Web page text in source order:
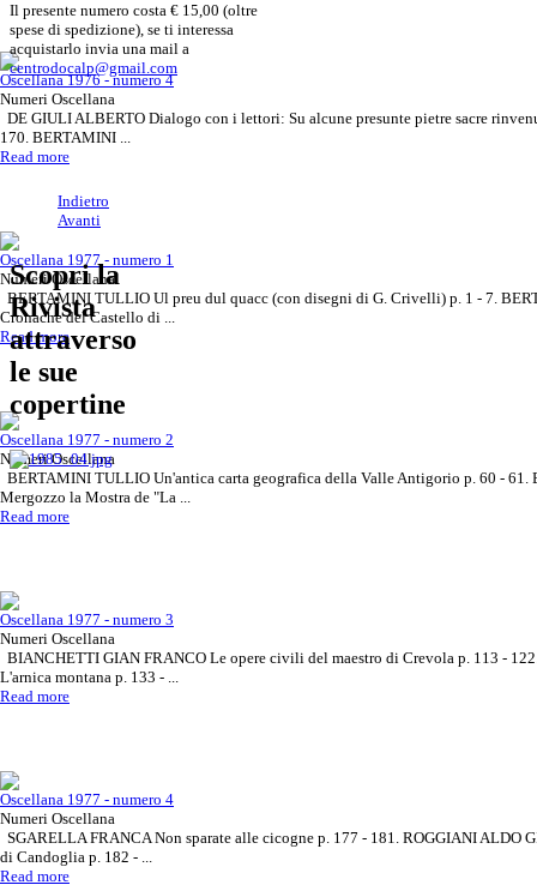
Rivista Oscellana
Vuoi diventare inserzionista,
contattaci!
Read more
Rivista Oscellana
Rinnova il tuo abbonamento
Read more
Il presente numero costa € 15,00 (oltre
spese di spedizione), se ti interessa
acquistarlo invia una mail a
centrodocalp@gmail.com
Indietro
Avanti
Scopri la
Rivista
attraverso
le sue
copertine
Oscellana 1976 - numero 4
Numeri Oscellana
DE GIULI ALBERTO Dialogo con i lettori: Su alcune presunte pietre sacre
170. BERTAMINI ...
Read more
Oscellana 1977 - numero 1
Numeri Oscellana
BERTAMINI TULLIO Ul preu dul quacc (con disegni di G. Crivelli) p. 1 - 7.
Cronache del Castello di ...
Read more
Oscellana 1977 - numero 2
Numeri Oscellana
BERTAMINI TULLIO Un'antica carta geografica della Valle Antigorio p. 60 - 61.
Mergozzo la Mostra de "La ...
Read more
Oscellana 1977 - numero 3
Numeri Oscellana
BIANCHETTI GIAN FRANCO Le opere civili del maestro di Crevola p. 113 -
L'arnica montana p. 133 - ...
Read more
Oscellana 1977 - numero 4
Numeri Oscellana
SGARELLA FRANCA Non sparate alle cicogne p. 177 - 181. ROGGIANI ALDO
di Candoglia p. 182 - ...
Read more